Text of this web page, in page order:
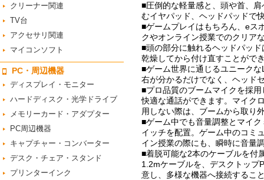
クリーナー関連
TV台
アクセサリ関連
マイコンソフト
PC・周辺機器
ディスプレイ・モニター
ハードディスク・光学ドライブ
メモリーカード・アダプター
PC周辺機器
キャプチャー・コンバーター
デスク・チェア・スタンド
プリンターインク
■圧倒的な軽量感と、頭や首、
むイヤパッド、ヘッドパッドで
■ゲームプレイはもちろん、eス
クやオンライン授業でのクリア
■頭の部分に触れるヘッドパッ
乾燥してから付け直すことがで
■ゲーム世界に通じるユニーク
右が分かるだけでなく、ヘッド
■プロ品質のブームマイクを採
快適な通話ができます。マイク
用しない際は、ブームから取り
■ゲーム中でも音量調整とマイ
イッチを配置。ゲーム中のコミ
イン授業の際にも、瞬時に音量
■着脱可能な2本のケーブルを付
1.2mケーブルを、デスクトッ
意し、多様な機器へ接続するこ